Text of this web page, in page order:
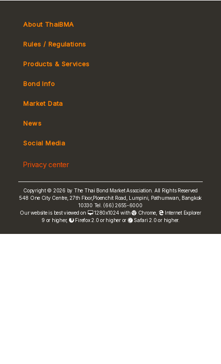
About ThaiBMA
Rules / Regulations
Tax
Products & Services
MeBond
e-bookbuilding
Bond Info
Market Data
Yield Curve
FRN Rate
Bond Price
News
Social Media
Privacy center
Copyright © 2026 by The Thai Bond Market Association. All Rights Reserved
548 One City Centre, 27th Floor,Ploenchit Road, Lumpini, Pathumwan, Bangkok
10330 Tel. (66) 2655-6000
Our website is best viewed on
1280x1024 with Chrome
Internet Explorer
9 or higher,
Firefox 2.0 or higher or Safari 2.0 or higher.